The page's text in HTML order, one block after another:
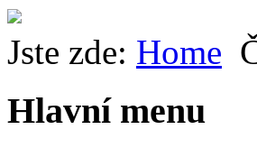
Jste zde: Home
Hlavní menu